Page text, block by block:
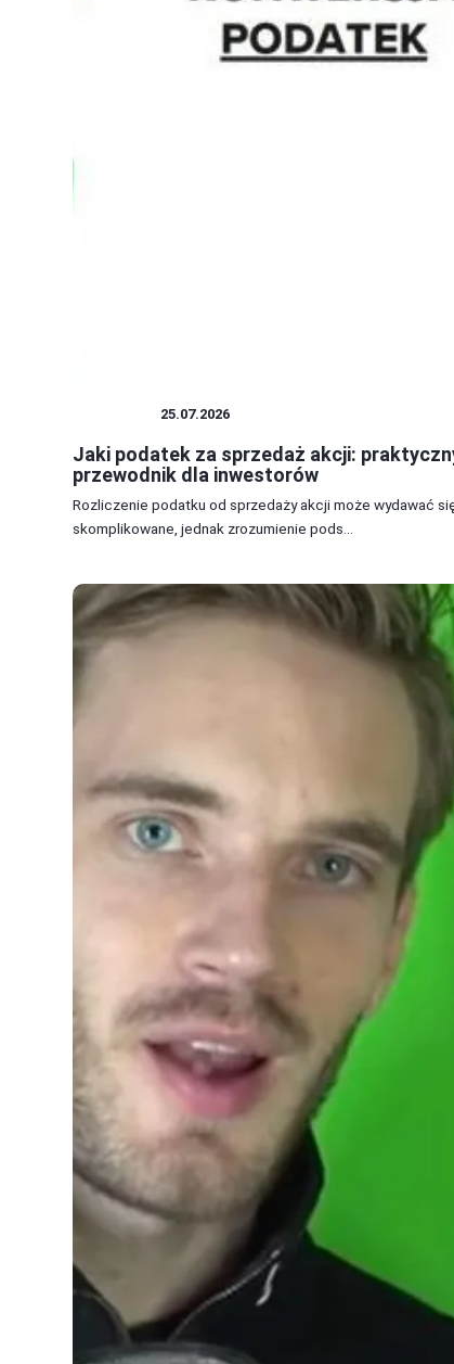
25.07.2026
Jaki podatek za sprzedaż akcji:
przewodnik dla inwestorów
Rozliczenie podatku od sprzedaży akcji może wydawać
skomplikowane, jednak zrozumienie pods...